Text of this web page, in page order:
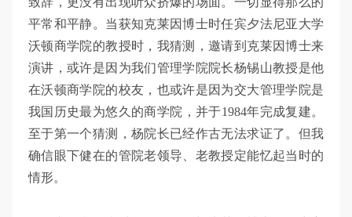
平常和平静。当获知克莱因博士时任宾夕法尼亚大学
沃顿商学院的教授时，我猜测，邀请到克莱因博士来
演讲，或许是因为我们管理学院院长杨锡山教授是他
在沃顿商学院的校友，也或许是因为交大管理学院是
我国历史最为悠久的商学院，并于1984年完成复建。
至于第一个猜测，杨院长已经作古无法求证了。但我
确信眼下健在的管院老领导、老教授定能忆起当时的
情形。